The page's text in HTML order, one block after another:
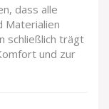
dass alle
Materialien
schließlich trägt
und zur